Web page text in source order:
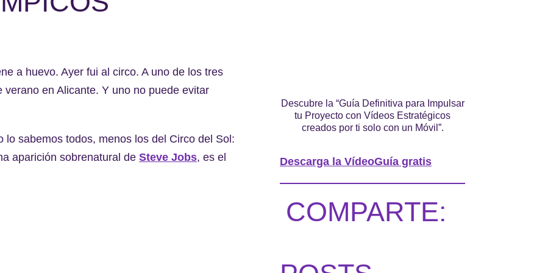
a huevo. Ayer fui al circo. A uno de los tres
en Alicante. Y uno no puede evitar
sabemos todos, menos los del Circo del Sol:
aparición sobrenatural de Steve Jobs, es el
Descubre la “Guía Definitiva para Impulsar
tu Proyecto con Vídeos Estratégicos
creados por ti solo con un Móvil”.
Descarga la VídeoGuía gratis
COMPARTE: